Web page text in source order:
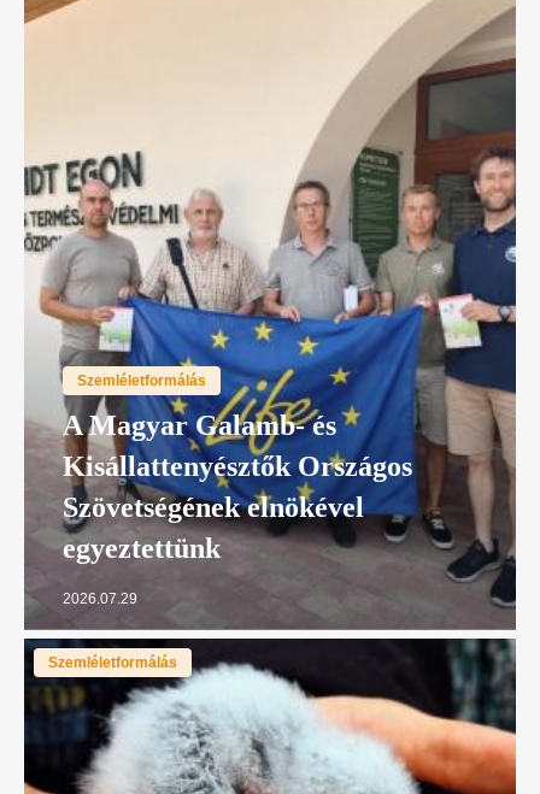
Szemléletformálás
A Magyar Galamb- és
Kisállattenyésztők Országos
Szövetségének elnökével
egyeztettünk
2026.07.29
Szemléletformálás